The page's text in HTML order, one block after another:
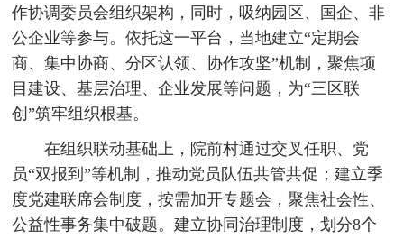
作协调委员会组织架构，同时，吸纳园区、国企、非
公企业等参与。依托这一平台，当地建立“定期会
商、集中协商、分区认领、协作攻坚”机制，聚焦项
目建设、基层治理、企业发展等问题，为“三区联
创”筑牢组织根基。
在组织联动基础上，院前村通过交叉任职、党
员“双报到”等机制，推动党员队伍共管共促；建立季
度党建联席会制度，按需加开专题会，聚焦社会性、
公益性事务集中破题。建立协同治理制度，划分8个